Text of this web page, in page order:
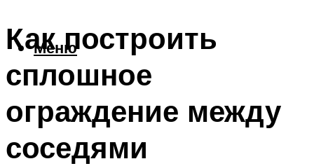
Меню
Как построить
сплошное
ограждение между
соседями